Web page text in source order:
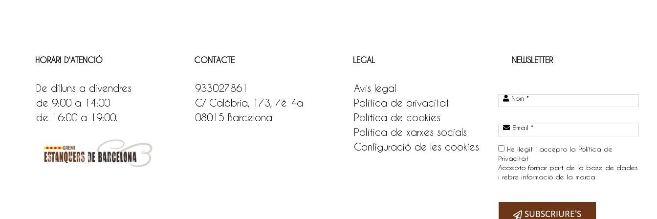
HORARI D'ATENCIÓ
De dilluns a divendres
de 9:00 a 14:00
de 16:00 a 19:00.
CONTACTE
933027861
C/ Calàbria, 173, 7è 4a
08015 Barcelona
LEGAL
Avís legal
Política de privacitat
Política de cookies
Política de xarxes socials
Configuració de les cookies
NEWSLETTER
Nom *
Email *
He llegit i accepto la Política de
Privacitat
Accepto formar part de la base de dades
i rebre informació de la marca
SUBSCRIURE'S